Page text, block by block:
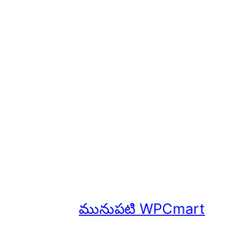
మునుపటి WPCmart